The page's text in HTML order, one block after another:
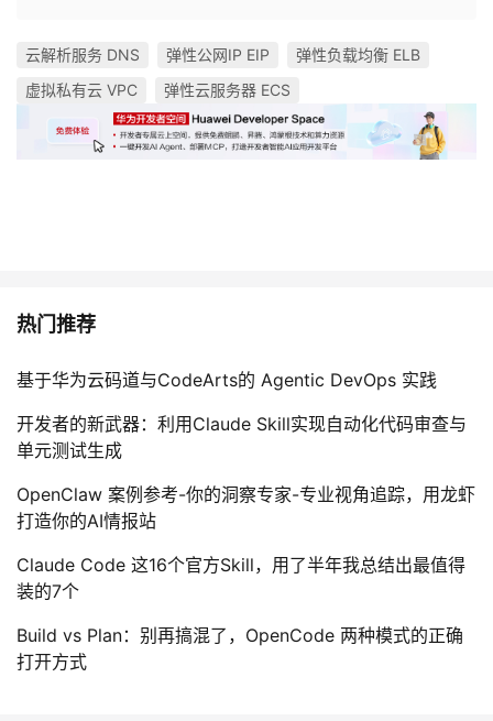
云解析服务 DNS 弹性公网IP EIP
弹性负载均衡 ELB
虚拟私有云 VPC
弹性云服务器 ECS
热门推荐
基于华为云码道与CodeArts的 Agentic DevOps 实践
开发者的新武器：利用Claude Skill实现自动化代码审查与
单元测试生成
OpenClaw 案例参考-你的洞察专家-专业视角追踪，用龙虾
打造你的AI情报站
Claude Code 这16个官方Skill，用了半年我总结出最值得
装的7个
Build vs Plan：别再搞混了，OpenCode 两种模式的正确
打开方式